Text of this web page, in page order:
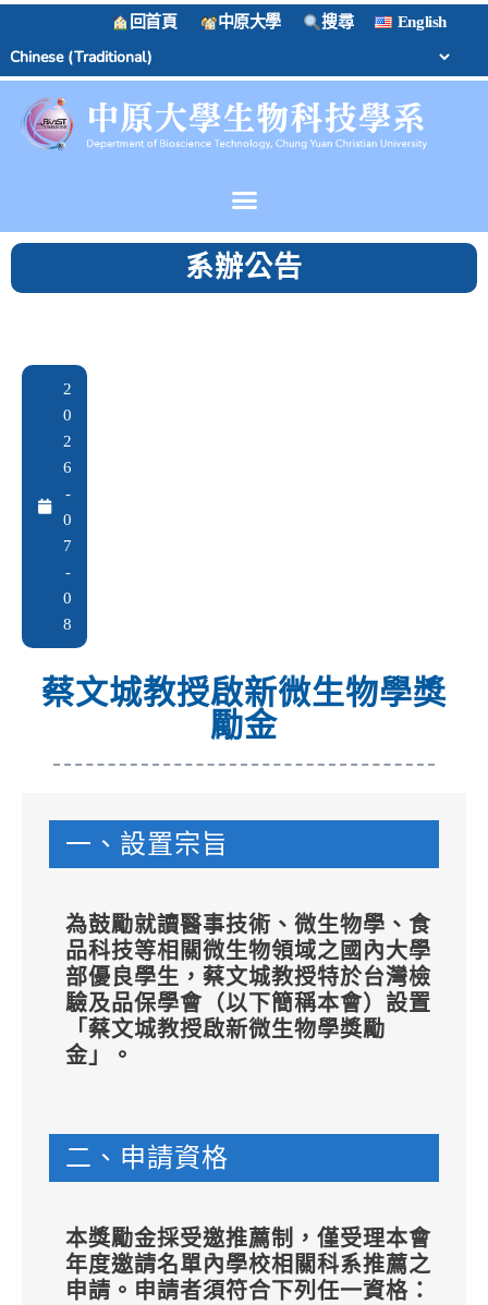
回首頁 中原大學 搜尋 English
系辦公告
2
0
2
6
-
0
7
-
0
8
蔡文城教授啟新微生物學獎
勵金
一、設置宗旨
為鼓勵就讀醫事技術、微生物學、食
品科技等相關微生物領域之國內大學
部優良學生，蔡文城教授特於台灣檢
驗及品保學會（以下簡稱本會）設置
「蔡文城教授啟新微生物學獎勵
金」。
二、申請資格
本獎勵金採受邀推薦制，僅受理本會
年度邀請名單內學校相關科系推薦之
申請。申請者須符合下列任一資格：